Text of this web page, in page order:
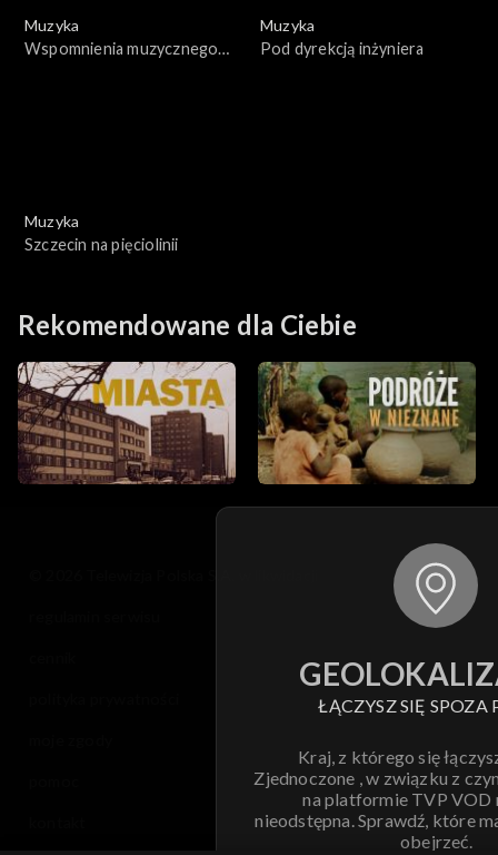
Muzyka
Wspomnienia muzycznego
Muzyka
Pod dyrekcją inżyniera
Muzyka
Szczecin na pięciolinii
Rekomendowane dla Ciebie
ŁĄCZYSZ SIĘ SPOZA
Kraj, z którego się
Zjednoczone , w związku z
na platformie TVP VOD
nieodstępna. Sprawdź, które
obejrzeć.